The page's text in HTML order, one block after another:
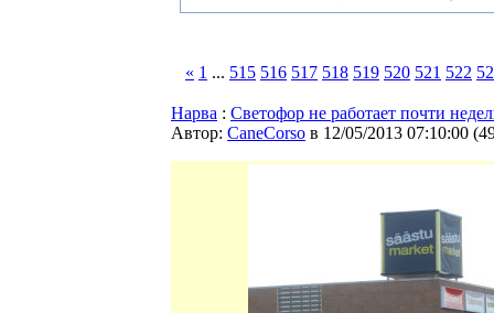
« 1 ... 515 516 517 518 519 520 521 522
Нарва : Светофор не работает почти
Автор: CaneCorso в 12/05/2013 07:10:00 (